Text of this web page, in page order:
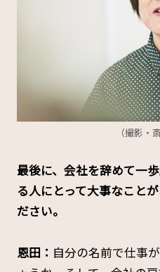
（撮影・
――最後に、会社を辞めて
る人にとって大事なこと
ださい。
恩田： 自分の名前で仕事